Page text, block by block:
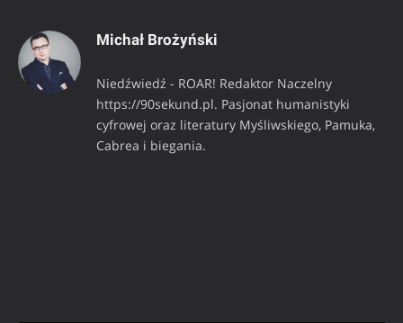
Michał Brożyński
Niedźwiedź - ROAR! Redaktor Naczelny
https://90sekund.pl. Pasjonat humanistyki
cyfrowej oraz literatury Myśliwskiego, Pamuka,
Cabrea i biegania.